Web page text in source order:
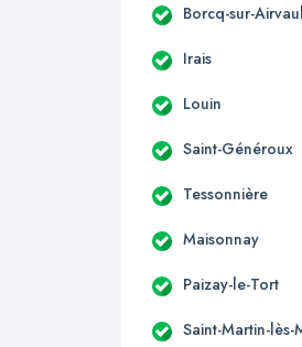
Borcq-sur-
Irais
Louin
Saint-Généroux
Tessonnière
Maisonnay
Paizay-le-Tort
Saint-Martin-lès-